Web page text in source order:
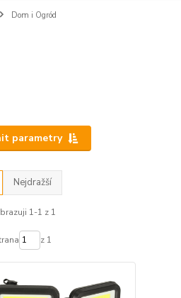
Dom i Ogród
parametry
Nejdražší
1-1 z 1
z 1